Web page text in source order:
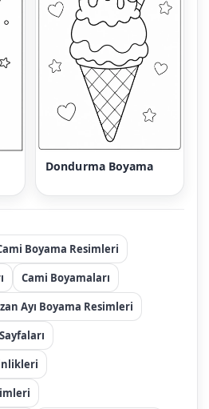
Dondurma Boyama
Boyama Resimleri
Cami Boyamaları
Ayı Boyama Resimleri